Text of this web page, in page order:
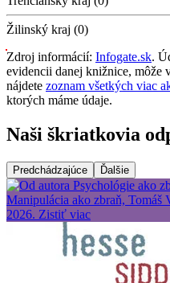
Žilinský kraj (0)
Zdroj informácií: Infogate.sk.
evidencii danej knižnice, môže
nájdete zoznam všetkých viac
ktorých máme údaje.
Naši škriatkovia
Predchádzajúce Ďalšie